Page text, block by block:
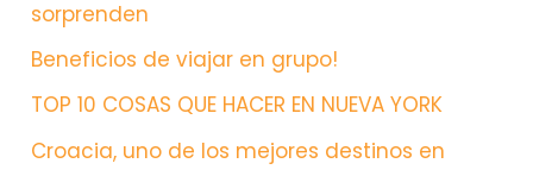
sorprenden
Beneficios de viajar en grupo!
TOP 10 COSAS QUE HACER EN NUEVA YORK
Croacia, uno de los mejores destinos en